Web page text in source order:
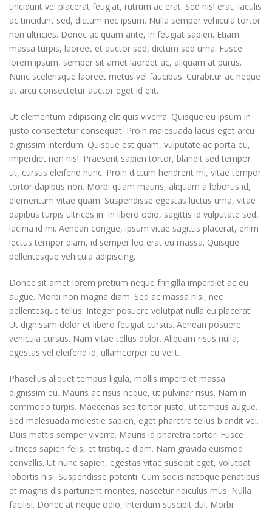
tincidunt vel placerat feugiat, rutrum ac erat. Sed nisl erat, iaculis
ac tincidunt sed, dictum nec ipsum. Nulla semper vehicula tortor
non ultricies. Donec ac quam ante, in feugiat sapien. Etiam
massa turpis, laoreet et auctor sed, dictum sed urna. Fusce
lorem ipsum, semper sit amet laoreet ac, aliquam at purus.
Nunc scelerisque laoreet metus vel faucibus. Curabitur ac neque
at arcu consectetur auctor eget id elit.
Ut elementum adipiscing elit quis viverra. Quisque eu ipsum in
justo consectetur consequat. Proin malesuada lacus eget arcu
dignissim interdum. Quisque est quam, vulputate ac porta eu,
imperdiet non nisl. Praesent sapien tortor, blandit sed tempor
ut, cursus eleifend nunc. Proin dictum hendrerit mi, vitae tempor
tortor dapibus non. Morbi quam mauris, aliquam a lobortis id,
elementum vitae quam. Suspendisse egestas luctus urna, vitae
dapibus turpis ultrices in. In libero odio, sagittis id vulputate sed,
lacinia id mi. Aenean congue, ipsum vitae sagittis placerat, enim
lectus tempor diam, id semper leo erat eu massa. Quisque
pellentesque vehicula adipiscing.
Donec sit amet lorem pretium neque fringilla imperdiet ac eu
augue. Morbi non magna diam. Sed ac massa nisi, nec
pellentesque tellus. Integer posuere volutpat nulla eu placerat.
Ut dignissim dolor et libero feugiat cursus. Aenean posuere
vehicula cursus. Nam vitae tellus dolor. Aliquam risus nulla,
egestas vel eleifend id, ullamcorper eu velit.
Phasellus aliquet tempus ligula, mollis imperdiet massa
dignissim eu. Mauris ac risus neque, ut pulvinar risus. Nam in
commodo turpis. Maecenas sed tortor justo, ut tempus augue.
Sed malesuada molestie sapien, eget pharetra tellus blandit vel.
Duis mattis semper viverra. Mauris id pharetra tortor. Fusce
ultrices sapien felis, et tristique diam. Nam gravida euismod
convallis. Ut nunc sapien, egestas vitae suscipit eget, volutpat
lobortis nisi. Suspendisse potenti. Cum sociis natoque penatibus
et magnis dis parturient montes, nascetur ridiculus mus. Nulla
facilisi. Donec at neque odio, interdum suscipit dui. Morbi